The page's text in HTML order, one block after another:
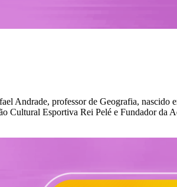
Andrade, professor de Geografia,
Cultural Esportiva Rei Pelé e Fundador